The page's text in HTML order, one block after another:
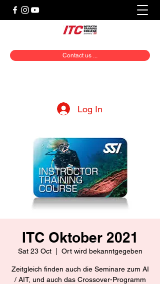
Contact us ...
Log In
ITC Oktober 2021
Sat 23 Oct
  |
Ort wird bekanntgegeben
Zeitgleich finden auch die Seminare zum AI
/ AIT, und auch das Crossover-Programm